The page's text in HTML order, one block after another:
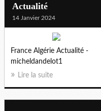
Actualité
14 Janvier 2024
France Algérie Actualité -
micheldandelot1
Lire la suite